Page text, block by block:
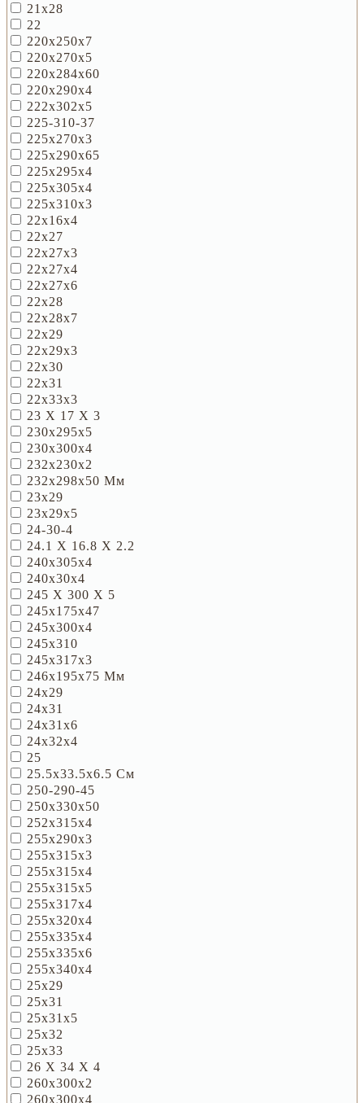
21х28
22
220х250х7
220х270х5
220х284х60
220х290х4
222х302х5
225-310-37
225х270х3
225х290х65
225х295х4
225х305х4
225х310х3
22х16х4
22х27
22х27х3
22х27х4
22х27х6
22х28
22х28х7
22х29
22х29х3
22х30
22х31
22х33х3
23 X 17 X 3
230х295х5
230х300х4
232х230х2
232х298х50 Мм
23х29
23х29х5
24-30-4
24.1 X 16.8 X 2.2
240х305х4
240х30х4
245 Х 300 Х 5
245х175х47
245х300х4
245х310
245х317х3
246x195x75 Мм
24х29
24х31
24х31х6
24х32х4
25
25.5х33.5х6.5 См
250-290-45
250х330х50
252х315х4
255х290х3
255х315х3
255х315х4
255х315х5
255х317х4
255х320х4
255х335х4
255х335х6
255х340х4
25х29
25х31
25х31х5
25х32
25х33
26 Х 34 Х 4
260х300х2
260х300х4